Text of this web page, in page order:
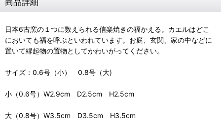
日本6古窯の１つに数えられる信楽焼きの福かえる。カエルはどこ
においても福を呼ぶといわれています。お庭、玄関、家の中などに
置いて縁起物の置物としてかわいがってください。
サイズ：0.6号（小） 0.8号（大)
小（0.6号）W2.9cm D2.5cm H2.5cm
大（0.8号）W3.5cm D3.5cm H3.5cm